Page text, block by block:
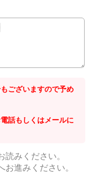
ございますので予め
話もしくはメールに
読みください。
進みください。